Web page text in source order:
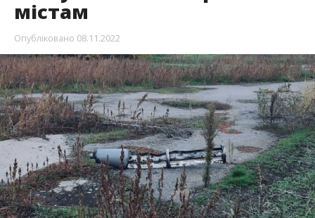
містам
Опубліковано 08.11.2022